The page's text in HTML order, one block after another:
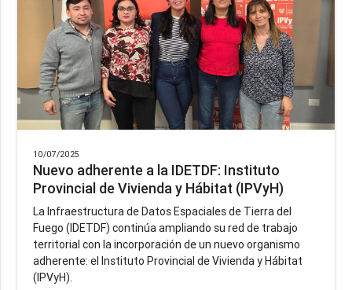
10/07/2025
Nuevo adherente a la IDETDF: Instituto
Provincial de Vivienda y Hábitat (IPVyH)
La Infraestructura de Datos Espaciales de Tierra del
Fuego (IDETDF) continúa ampliando su red de trabajo
territorial con la incorporación de un nuevo organismo
adherente: el Instituto Provincial de Vivienda y Hábitat
(IPVyH).